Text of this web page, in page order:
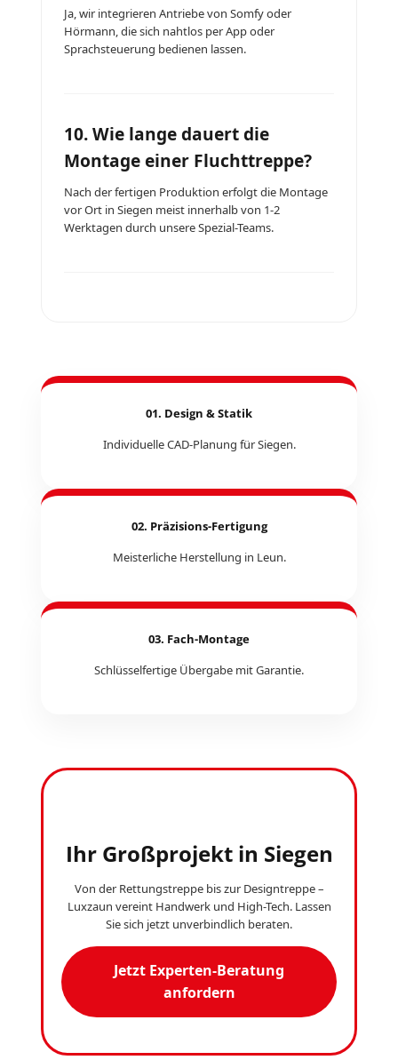
Ja, wir integrieren Antriebe von Somfy oder
Hörmann, die sich nahtlos per App oder
Sprachsteuerung bedienen lassen.
10. Wie lange dauert die
Montage einer Fluchttreppe?
Nach der fertigen Produktion erfolgt die Montage
vor Ort in Siegen meist innerhalb von 1-2
Werktagen durch unsere Spezial-Teams.
01. Design & Statik
Individuelle CAD-Planung für Siegen.
02. Präzisions-Fertigung
Meisterliche Herstellung in Leun.
03. Fach-Montage
Schlüsselfertige Übergabe mit Garantie.
Ihr Großprojekt in Siegen
Von der Rettungstreppe bis zur Designtreppe –
Luxzaun vereint Handwerk und High-Tech. Lassen
Sie sich jetzt unverbindlich beraten.
Jetzt Experten-Beratung
anfordern